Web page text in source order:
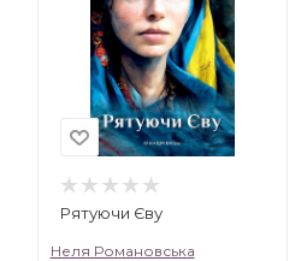
мрій», «Прокляття
«Шепіт сосен»,
серія видань про кота
Рятуючи Єву
Неля Романовська